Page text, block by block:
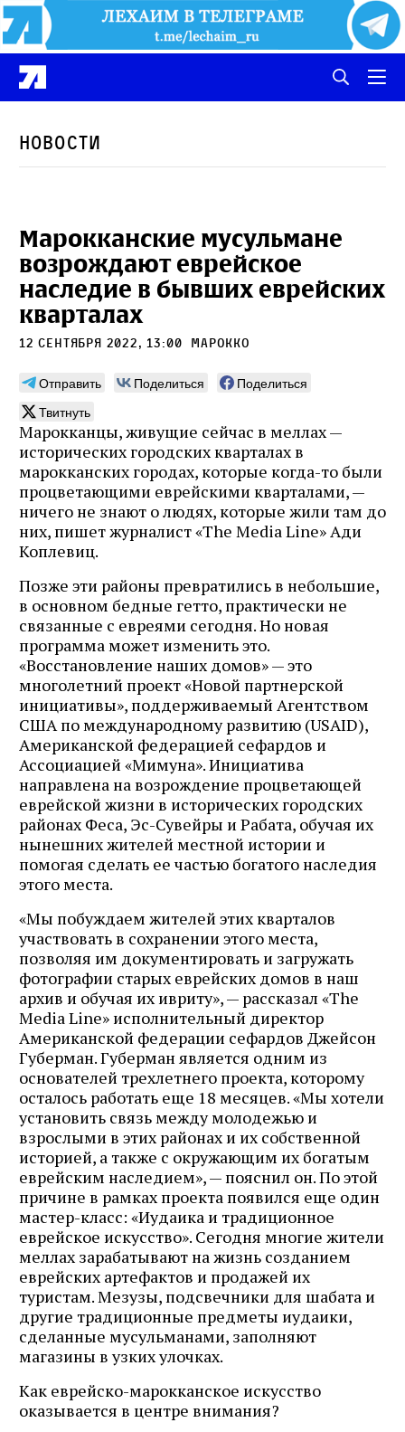
Новости
Марокканские мусульмане
возрождают еврейское
наследие в бывших еврейских
кварталах
12 сентября 2022, 13:00 Марокко
Отправить Поделиться
Поделиться
Твитнуть
Марокканцы, живущие сейчас в меллах —
исторических городских кварталах в
марокканских городах, которые когда-то были
процветающими еврейскими кварталами, —
ничего не знают о людях, которые жили там до
них, пишет журналист «The Media Line» Ади
Коплевиц.
Позже эти районы превратились в небольшие,
в основном бедные гетто, практически не
связанные с евреями сегодня. Но новая
программа может изменить это.
«Восстановление наших домов» — это
многолетний проект «Новой партнерской
инициативы», поддерживаемый Агентством
США по международному развитию (USAID),
Американской федерацией сефардов и
Ассоциацией «Мимуна». Инициатива
направлена на возрождение процветающей
еврейской жизни в исторических городских
районах Феса, Эс-Сувейры и Рабата, обучая их
нынешних жителей местной истории и
помогая сделать ее частью богатого наследия
этого места.
«Мы побуждаем жителей этих кварталов
участвовать в сохранении этого места,
позволяя им документировать и загружать
фотографии старых еврейских домов в наш
архив и обучая их ивриту», — рассказал «The
Media Line» исполнительный директор
Американской федерации сефардов Джейсон
Губерман. Губерман является одним из
основателей трехлетнего проекта, которому
осталось работать еще 18 месяцев. «Мы хотели
установить связь между молодежью и
взрослыми в этих районах и их собственной
историей, а также с окружающим их богатым
еврейским наследием», — пояснил он. По этой
причине в рамках проекта появился еще один
мастер-класс: «Иудаика и традиционное
еврейское искусство». Сегодня многие жители
меллах зарабатывают на жизнь созданием
еврейских артефактов и продажей их
туристам. Мезузы, подсвечники для шабата и
другие традиционные предметы иудаики,
сделанные мусульманами, заполняют
магазины в узких улочках.
Как еврейско-марокканское искусство
оказывается в центре внимания?